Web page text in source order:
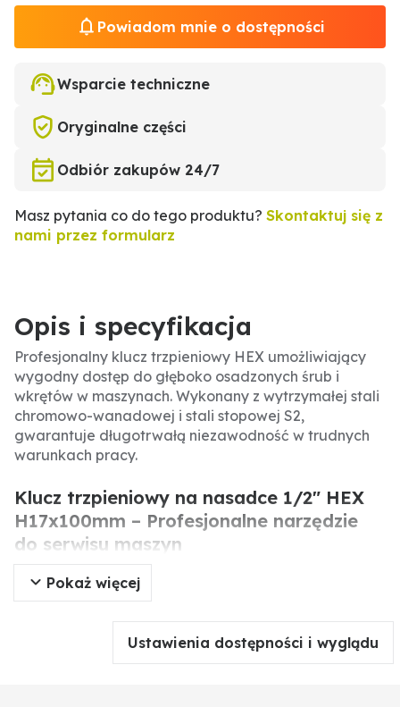
Powiadom mnie o dostępności
Wsparcie techniczne
Oryginalne części
Odbiór zakupów 24/7
Masz pytania co do tego produktu? Skontaktuj się z
nami przez formularz
Opis i specyfikacja
Profesjonalny klucz trzpieniowy HEX umożliwiający
wygodny dostęp do głęboko osadzonych śrub i
wkrętów w maszynach. Wykonany z wytrzymałej stali
chromowo-wanadowej i stali stopowej S2,
gwarantuje długotrwałą niezawodność w trudnych
warunkach pracy.
Klucz trzpieniowy na nasadce 1/2" HEX
H17x100mm – Profesjonalne narzędzie
do serwisu maszyn
Klucz trzpieniowy HEX o długości 100 mm
przeznaczony do nasadek 1/2". Umożliwia łatwy
dostęp do głęboko osadzonych śrub i wkrętów,
szczególnie w trudno dostępnych miejscach maszyn
rolniczych, budowlanych i przemysłowych. Dzięki
Pokaż więcej
Ustawienia dostępności i wyglądu